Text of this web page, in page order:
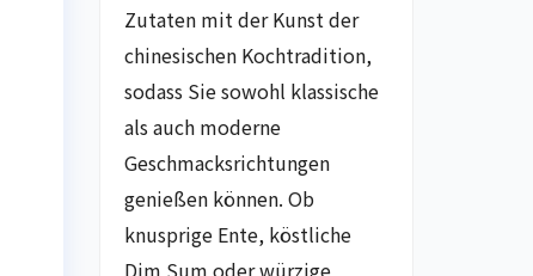
Zutaten mit der Kunst der
chinesischen Kochtradition,
sodass Sie sowohl klassische
als auch moderne
Geschmacksrichtungen
genießen können. Ob
knusprige Ente, köstliche